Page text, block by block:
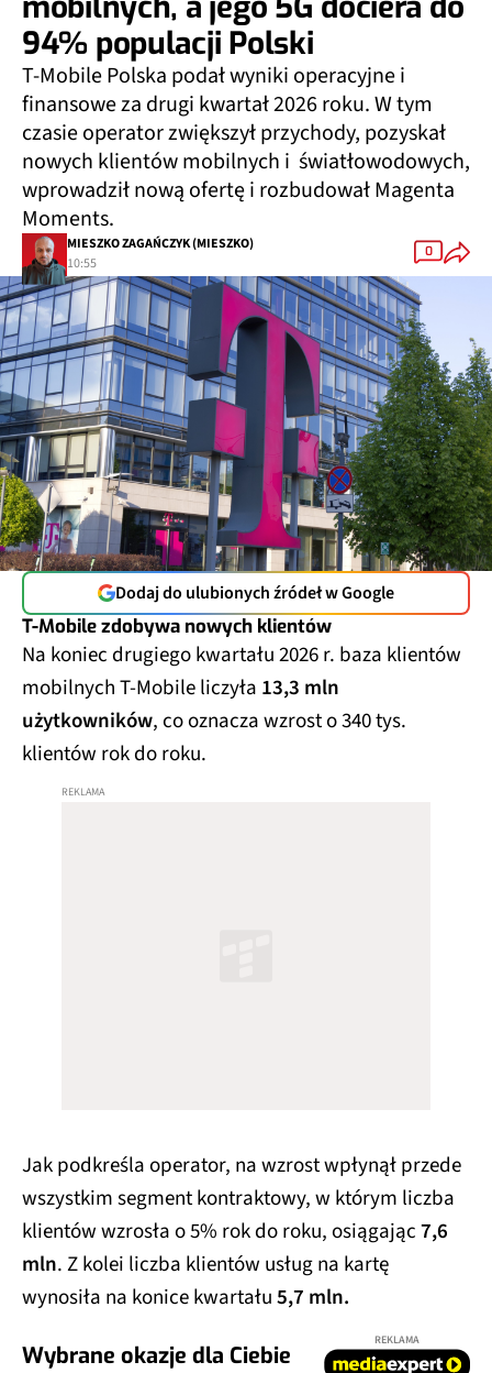
94% populacji Polski
T-Mobile Polska podał wyniki operacyjne i
finansowe za drugi kwartał 2026 roku. W tym
czasie operator zwiększył przychody, pozyskał
nowych klientów mobilnych i światłowodowych,
wprowadził nową ofertę i rozbudował Magenta
Moments.
MIESZKO ZAGAŃCZYK (MIESZKO)
10:55
0
Dodaj do ulubionych źródeł w Google
T-Mobile zdobywa nowych klientów
Na koniec drugiego kwartału 2026 r. baza klientów
mobilnych T-Mobile liczyła 13,3 mln
użytkowników, co oznacza wzrost o 340 tys.
klientów rok do roku.
Jak podkreśla operator, na wzrost wpłynął przede
wszystkim segment kontraktowy, w którym liczba
klientów wzrosła o 5% rok do roku, osiągając7,6
mln. Z kolei liczba klientów usług na kartę
wynosiła na konice kwartału5,7 mln.
Wybrane okazje dla Ciebie
REKLAMA